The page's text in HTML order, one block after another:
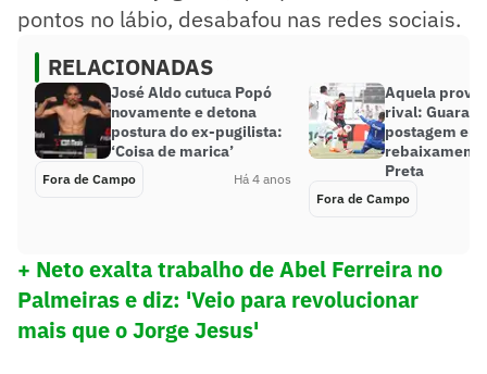
pontos no lábio, desabafou nas redes sociais.
RELACIONADAS
José Aldo cutuca Popó
novamente e detona
postura do ex-pugilista:
‘Coisa de marica’
Fora de Campo Há 4 anos
Aquela
rival: Guarani
postagem em
Preta
Fora de Campo
+ Neto exalta trabalho de Abel Ferreira no
Palmeiras e diz: 'Veio para revolucionar
mais que o Jorge Jesus'